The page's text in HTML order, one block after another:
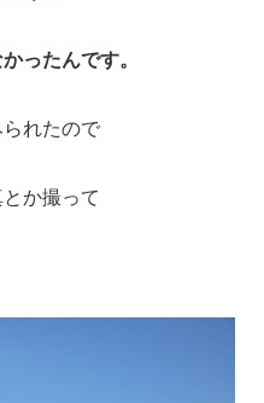
ったんです。
れたので
か撮って